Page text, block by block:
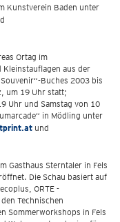
Kunstverein Baden unter
Ortag im
Kleinstauflagen aus der
Buches 2003 bis
um 19 Uhr statt;
Uhr und Samstag von 10
in Mödling unter
und
Gasthaus Sterntaler in Fels
Die Schau basiert auf
ORTE -
Technischen
Sommerworkshops in Fels